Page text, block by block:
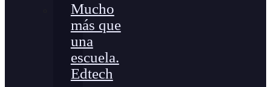
Mucho
más que
una
escuela.
Edtech